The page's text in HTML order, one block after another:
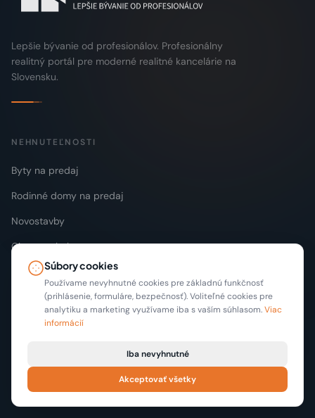
Lepšie bývanie od profesionálov. Profesionálny
realitný portál pre moderné realitné kancelárie na
Slovensku.
NEHNUTEĽNOSTI
Byty na predaj
Rodinné domy na predaj
Novostavby
Chaty a chalupy
Stavebné pozemky
Prenájom bytov
Magazín
REGIÓNY
Bratislava
Súbory cookies
Používame nevyhnutné cookies pre základnú funkčnosť
(prihlásenie, formuláre, bezpečnosť). Voliteľné cookies pre
analytiku a marketing využívame iba s vaším súhlasom.Viac
informácií
Iba nevyhnutné
Akceptovať všetky